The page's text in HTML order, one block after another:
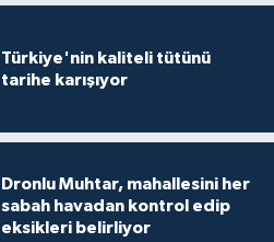
Türkiye'nin kaliteli tütünü
tarihe karışıyor
Dronlu Muhtar, mahallesini her
sabah havadan kontrol edip
eksikleri belirliyor